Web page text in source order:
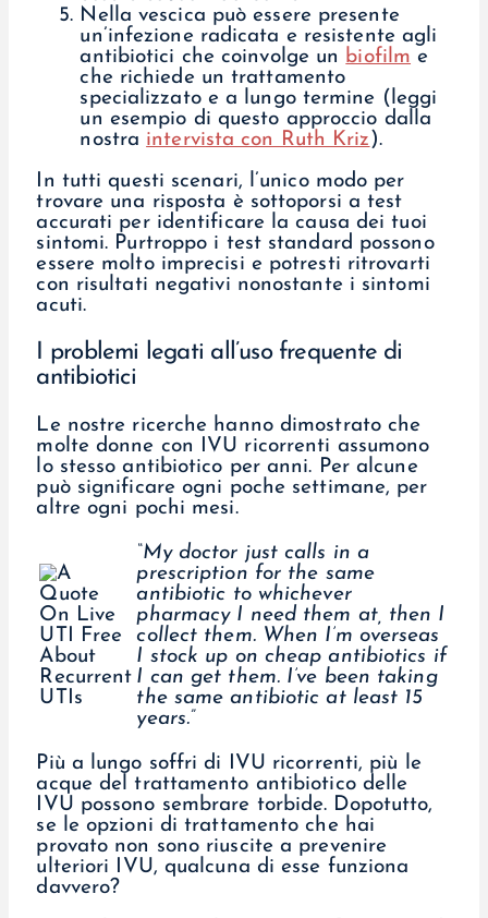
Nella vescica può essere presente
un’infezione radicata e resistente agli
antibiotici che coinvolge un biofilm e
che richiede un trattamento
specializzato e a lungo termine (leggi
un esempio di questo approccio dalla
nostra intervista con Ruth Kriz ).
In tutti questi scenari, l’unico modo per
trovare una risposta è sottoporsi a test
accurati per identificare la causa dei tuoi
sintomi. Purtroppo i test standard possono
essere molto imprecisi e potresti ritrovarti
con risultati negativi nonostante i sintomi
acuti.
I problemi legati all’uso frequente di
antibiotici
Le nostre ricerche hanno dimostrato che
molte donne con IVU ricorrenti assumono
lo stesso antibiotico per anni. Per alcune
può significare ogni poche settimane, per
altre ogni pochi mesi.
“My doctor just calls in a
prescription for the same
antibiotic to whichever
pharmacy I need them at, then I
collect them. When I’m overseas
I stock up on cheap antibiotics if
I can get them. I’ve been taking
the same antibiotic at least 15
years.”
Più a lungo soffri di IVU ricorrenti, più le
acque del trattamento antibiotico delle
IVU possono sembrare torbide. Dopotutto,
se le opzioni di trattamento che hai
provato non sono riuscite a prevenire
ulteriori IVU, qualcuna di esse funziona
davvero?